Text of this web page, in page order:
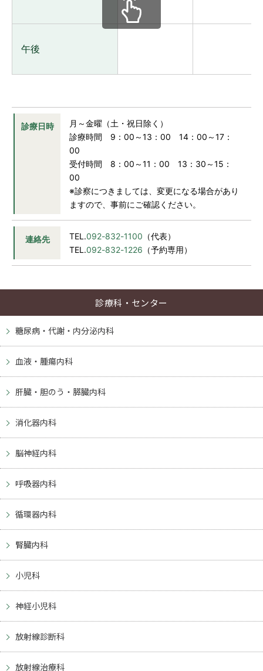
お問い合わせ
予約専用電話
TEL. 092-832-1226
診療日／月曜～土曜日
8：00～12：30／13：30～16：30
アクセス 駐車場
JP EN CH
午後
診療日時
月～金曜（土・祝日除く）
診療時間 9：00～13：00 14：00～17：
00
受付時間 8：00～11：00 13：30～15：
00
※診察につきましては、変更になる場合があり
ますので、事前にご確認ください。
連絡先 TEL.092-832-1100 （代表）
TEL.092-832-1226 （予約専用）
診療科・センター
糖尿病・代謝・内分泌内科
血液・腫瘍内科
肝臓・胆のう・膵臓内科
消化器内科
脳神経内科
呼吸器内科
循環器内科
腎臓内科
小児科
神経小児科
放射線診断科
放射線治療科